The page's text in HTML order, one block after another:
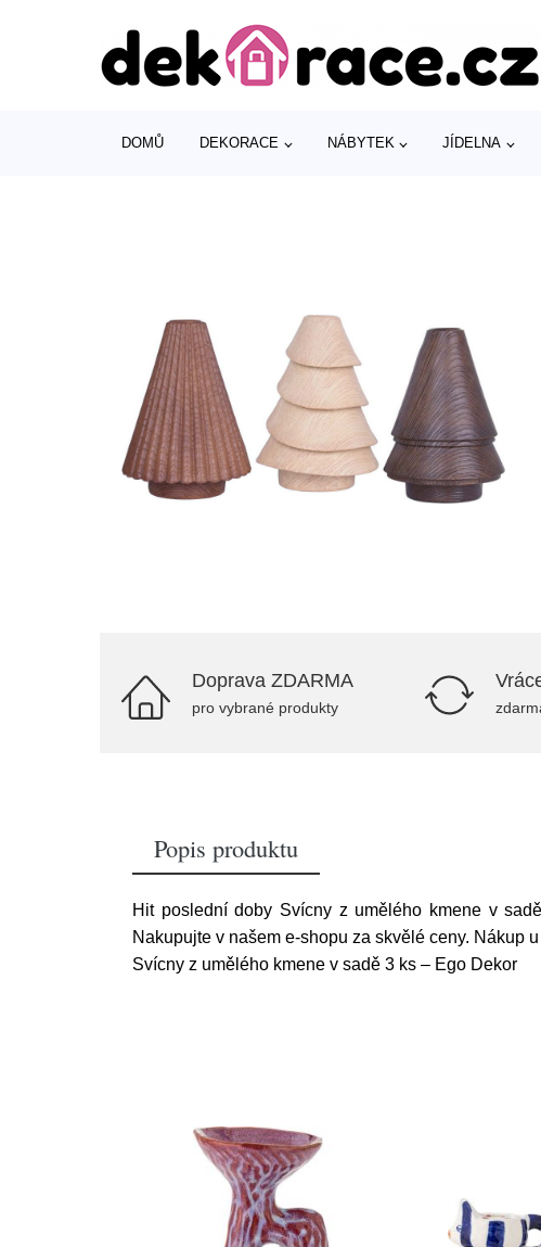
DOMŮ DEKORACE NÁBYTEK JÍDELNA
Doprava ZDARMA
pro vybrané produkty
Popis produktu
Hit poslední doby Svícny z umělého kmene v
Nakupujte v našem e-shopu za skvělé ceny. Nákup
Svícny z umělého kmene v sadě 3 ks – Ego Dekor